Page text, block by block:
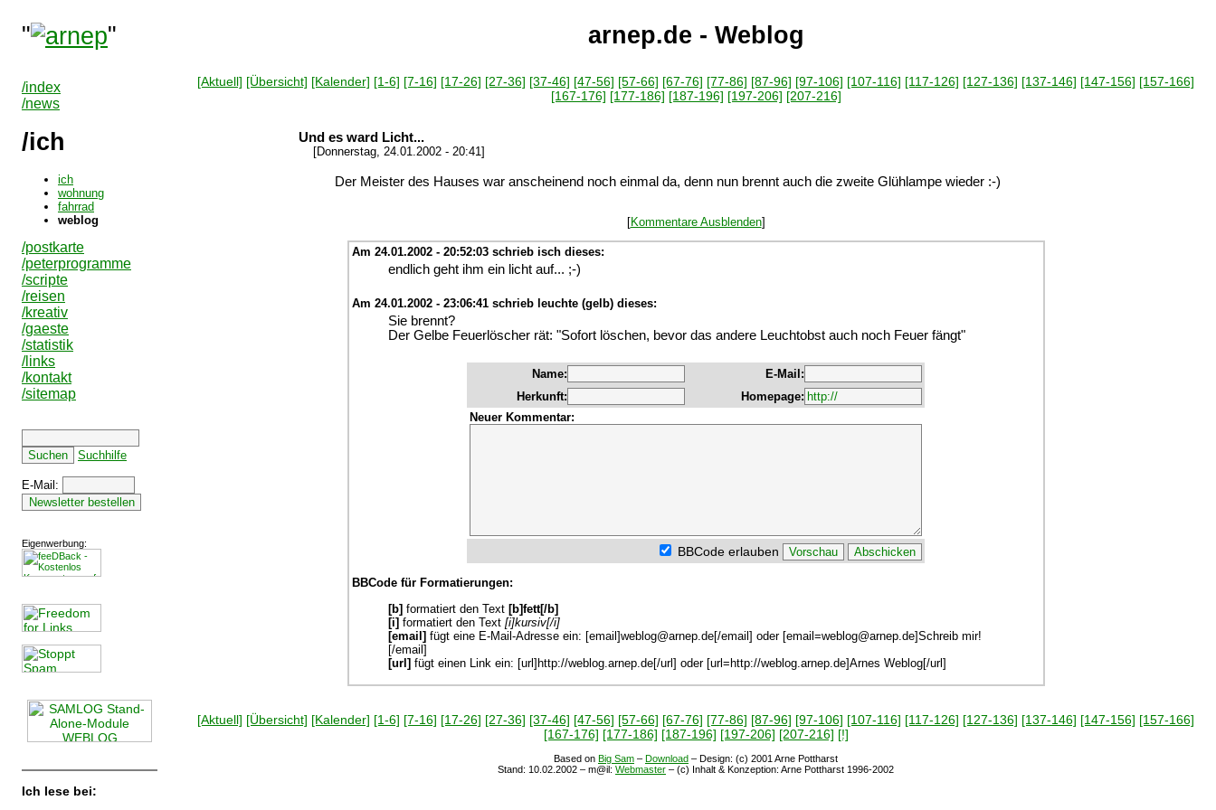
" "
/index
/news
/ich
ich
wohnung
fahrrad
weblog
/postkarte
/peterprogramme
/scripte
/reisen
/kreativ
/gaeste
/statistik
/links
/kontakt
/sitemap
Suchhilfe
E-Mail:
Eigenwerbung:
Ich lese bei:
arnep.de - Weblog
[Aktuell] [Übersicht] [Kalender] [1-6] [7-16] [17-26] [27-36] [37-46] [47-56] [57-66] [67-76] [77-86] [87-96] [97-106] [107-116] [117-126] [127-136] [137-146] [147-156] [157-166]
[167-176] [177-186] [187-196] [197-206] [207-216]
Und es ward Licht...
[Donnerstag, 24.01.2002 - 20:41]
Der Meister des Hauses war anscheinend noch einmal da, denn nun brennt auch die zweite Glühlampe wieder :-)
[Kommentare Ausblenden]
Am 24.01.2002 - 20:52:03 schrieb isch dieses:
endlich geht ihm ein licht auf... ;-)
Am 24.01.2002 - 23:06:41 schrieb leuchte (gelb) dieses:
Sie brennt?
Der Gelbe Feuerlöscher rät: "Sofort löschen, bevor das andere Leuchtobst auch noch Feuer fängt"
Name:
E-Mail:
Herkunft:
Homepage:
Neuer Kommentar:
BBCode erlauben
BBCode für Formatierungen:
[b]formatiert den Text [b]fett[/b]
[i]formatiert den Text [i]kursiv[/i]
[email]fügt eine E-Mail-Adresse ein: [email]weblog@arnep.de[/email] oder [email=weblog@arnep.de]Schreib mir!
[/email]
[url]fügt einen Link ein: [url]http://weblog.arnep.de[/url] oder [url=http://weblog.arnep.de]Arnes Weblog[/url]
[Aktuell] [Übersicht] [Kalender] [1-6] [7-16] [17-26] [27-36] [37-46] [47-56] [57-66] [67-76] [77-86] [87-96] [97-106] [107-116] [117-126] [127-136] [137-146] [147-156] [157-166]
[167-176] [177-186] [187-196] [197-206] [207-216] [!]
Based on Big Sam – Download – Design: (c) 2001 Arne Pottharst
Stand: 10.02.2002 – m@il: Webmaster – (c) Inhalt & Konzeption: Arne Pottharst 1996-2002